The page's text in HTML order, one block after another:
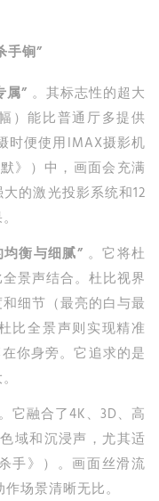
手锏”
属” 。其标志性的超大
）能比普通厅多提供
时便使用IMAX摄影机
》）中，画面会充满
的激光投影系统和12
衡与细腻” 。它将杜
景声结合。杜比视界
细节（最亮的白与最
比全景声则实现精准
你身旁。它追求的是
。它融合了4K、3D、高
域和沉浸声，尤其适
手》）。画面丝滑流
场景清晰无比。